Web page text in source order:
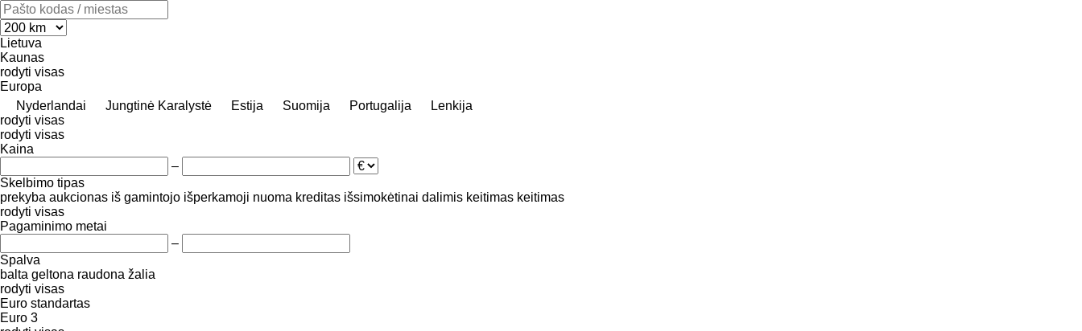
Lietuva
Kaunas
rodyti visas
Europa
Nyderlandai
Jungtinė Karalystė Estija Suomija Portugalija
Lenkija
rodyti visas
rodyti visas
Kaina
–
Skelbimo tipas
prekyba aukcionas iš gamintojo išperkamoji nuoma kreditas išsimokėtinai dalimis keitimas keitimas
rodyti visas
Pagaminimo metai
–
Spalva
balta geltona raudona žalia
rodyti visas
Euro standartas
Euro 3